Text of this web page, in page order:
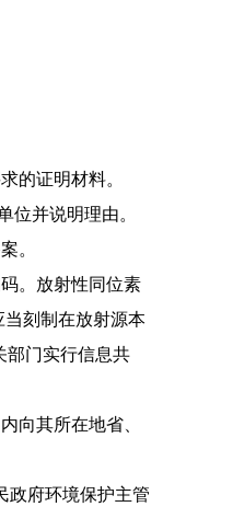
的证明材料。
位并说明理由。
。
。放射性同位素
当刻制在放射源本
部门实行信息共
向其所在地省、
政府环境保护主管